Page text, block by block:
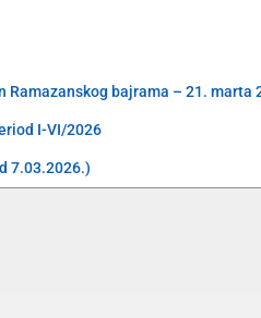
bajrama – 21. marta
I-VI/2026
7.03.2026.)